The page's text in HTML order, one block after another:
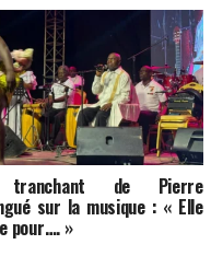
tranchant de Pierre
sur la musique : « Elle
pour…. »